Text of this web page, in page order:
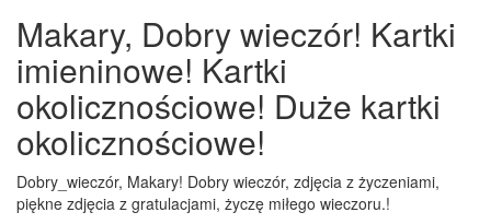
Makary, Dobry wieczór! Kartki
imieninowe! Kartki
okolicznościowe! Duże kartki
okolicznościowe!
Dobry_wieczór, Makary! Dobry wieczór, zdjęcia z życzeniami,
piękne zdjęcia z gratulacjami, życzę miłego wieczoru.!